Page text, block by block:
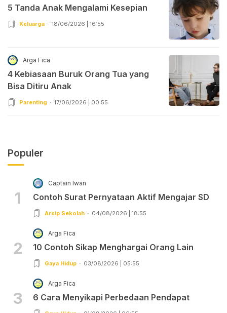
5 Tanda Anak Mengalami Kesepian
Keluarga 18/06/2026 | 16:55
Arga Fica
4 Kebiasaan Buruk Orang Tua yang
Bisa Ditiru Anak
Parenting 17/06/2026 | 00:55
Populer
1
Captain Iwan
Contoh Surat Pernyataan Aktif Mengajar SD
Arsip Sekolah 04/08/2026 | 18:55
2
Arga Fica
10 Contoh Sikap Menghargai Orang Lain
Gaya Hidup 03/08/2026 | 05:55
3
Arga Fica
6 Cara Menyikapi Perbedaan Pendapat